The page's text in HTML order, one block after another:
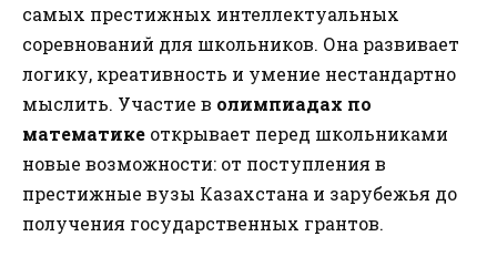
самых престижных интеллектуальных
соревнований для школьников. Она развивает
логику, креативность и умение нестандартно
мыслить. Участие в олимпиадах по
математике открывает перед школьниками
новые возможности: от поступления в
престижные вузы Казахстана и зарубежья до
получения государственных грантов.